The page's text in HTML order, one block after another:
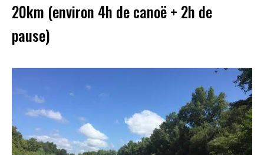
20km (environ 4h de canoë + 2h de
pause)